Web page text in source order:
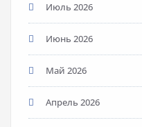
Июль 2026
Июнь 2026
Май 2026
Апрель 2026